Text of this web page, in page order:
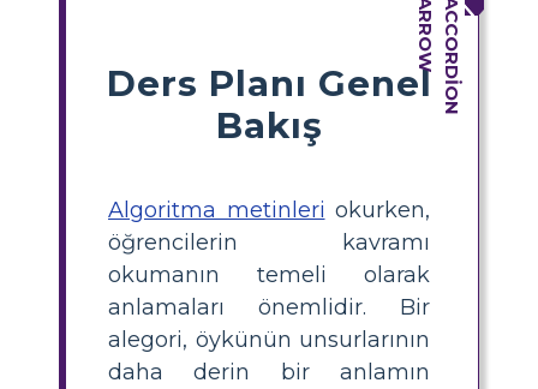
Ders Planı Genel
Bakış
Algoritma metinleri okurken,
öğrencilerin kavramı
okumanın temeli olarak
anlamaları önemlidir. Bir
alegori, öykünün unsurlarının
daha derin bir anlamın